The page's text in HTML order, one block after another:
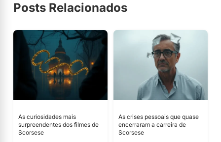
Posts Relacionados
As curiosidades mais
surpreendentes dos filmes de
Scorsese
As crises pessoais que quase
encerraram a carreira de
Scorsese